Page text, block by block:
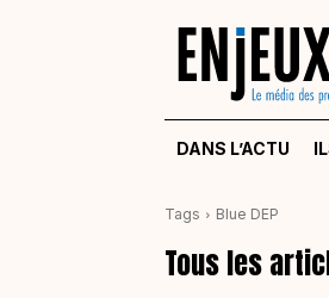
DANS L’ACTU
Tags Blue DEP
Tous les